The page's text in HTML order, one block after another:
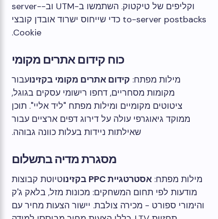
וקליפים של טיקטוק. השתמשו ב-UTM וב-server-
to-server postbacks כדי שייחוס ישרוד אובדן קובצי
Cookie.
כוח קידום אתרים מקומי
מילות מפתח: קידום אתרים מקומי בקזינועבור
מקומות מסחריים, דחפו רישומי עסקים בגוגל,
ציטוטים מקומיים ומילות מפתח "ליד אליי". תוכן
ממוקד גיאוגרפי עולה על דירוג דפים ארציים עבור
שאילתות ניידות בעלות כוונה גבוהה.
מסגרת מדיה בתשלום
מילות מפתח: אסטרטגיית PPC בקזינו
טיוטת קבוצות
מודעות לפי תחום המשחקים: מכונות מזל, בלאק ג'ק
והימורי ספורט - מכירה צולבת. יישור הצעות מחיר עם